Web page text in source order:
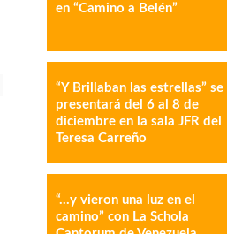
en “Camino a Belén”
“Y Brillaban las estrellas” se
presentará del 6 al 8 de
diciembre en la sala JFR del
Teresa Carreño
“…y vieron una luz en el
camino” con La Schola